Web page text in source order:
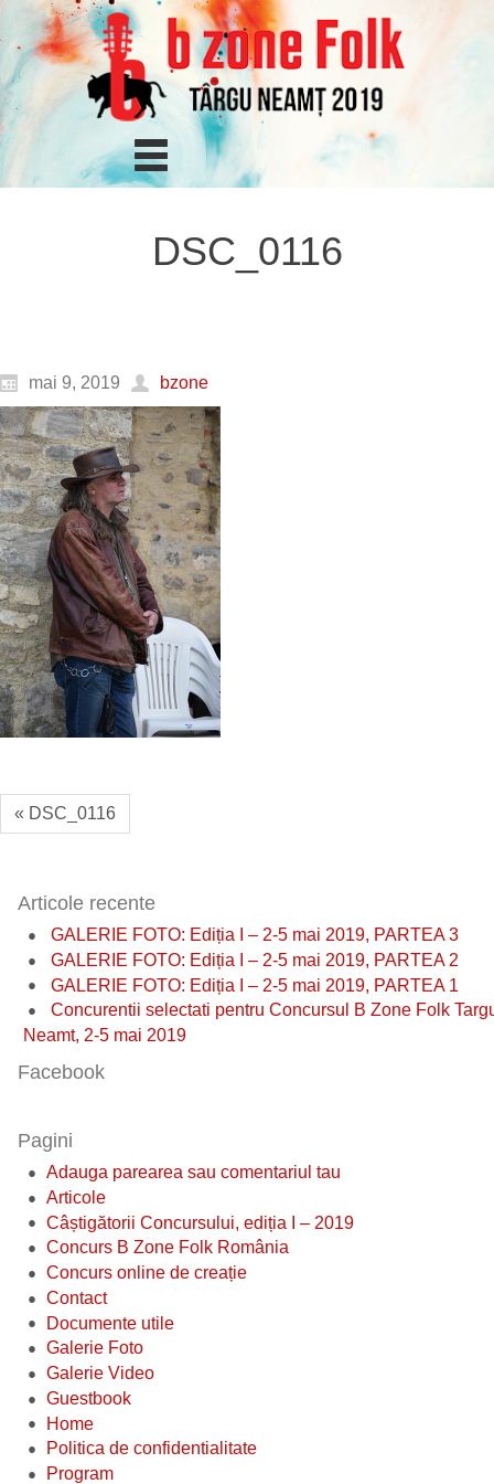
DSC_0116
mai 9, 2019 bzone
« DSC_0116
Articole recente
GALERIE FOTO: Ediția I – 2-5 mai 2019, PARTEA 3
GALERIE FOTO: Ediția I – 2-5 mai 2019, PARTEA 2
GALERIE FOTO: Ediția I – 2-5 mai 2019, PARTEA 1
Concurentii selectati pentru Concursul B Zone Folk
Neamt, 2-5 mai 2019
Facebook
Pagini
Adauga parearea sau comentariul tau
Articole
Câștigătorii Concursului, ediția I – 2019
Concurs B Zone Folk România
Concurs online de creație
Contact
Documente utile
Galerie Foto
Galerie Video
Guestbook
Home
Politica de confidentialitate
Program